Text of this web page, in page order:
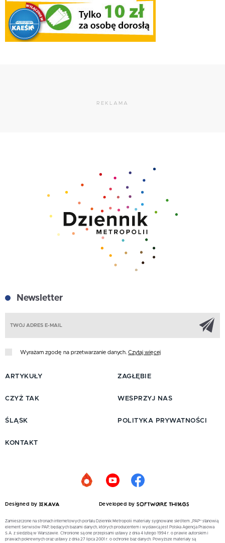
REKLAMA
Newsletter
Wyrażam zgodę na przetwarzanie danych. Czytaj więcej
ARTYKUŁY
CZYŻ TAK
ŚLĄSK
ZAGŁĘBIE
WESPRZYJ NAS
POLITYKA PRYWATNOŚCI
KONTAKT
Designed by Developed by
Zamieszczone na stronach internetowych portalu Dziennik Metropolii materiały sygnowane skrótem „PAP” stanowią
element Serwisów PAP, będących bazami danych, których producentem i wydawcą jest Polska Agencja Prasowa
S.A. z siedzibą w Warszawie. Chronione są one przepisami ustawy z dnia 4 lutego 1994 r. o prawie autorskim i
prawach pokrewnych oraz ustawy z dnia 27 lipca 2001 r. o ochronie baz danych. Powyższe materiały są